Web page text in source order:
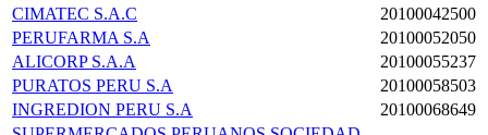
CIMATEC S.A.C
20100042500
PERUFARMA S.A
20100052050
ALICORP S.A.A
20100055237
PURATOS PERU S.A
20100058503
INGREDION PERU S.A
20100068649